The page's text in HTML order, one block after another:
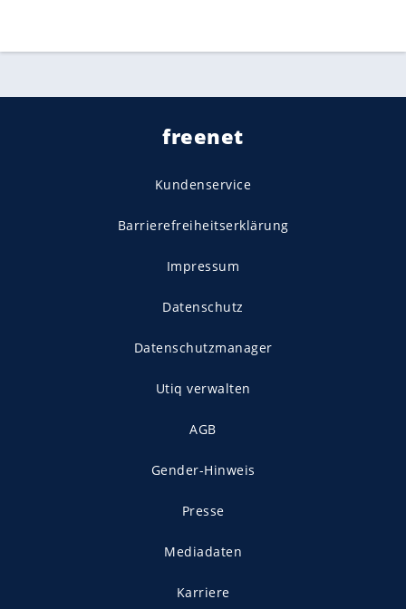
freenet
Kundenservice
Barrierefreiheitserklärung
Impressum
Datenschutz
Datenschutzmanager
Utiq verwalten
AGB
Gender-Hinweis
Presse
Mediadaten
Karriere